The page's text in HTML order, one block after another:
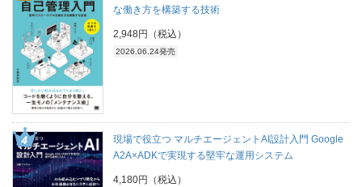
な働き方を構築する技術
2,948円（税込）
2026.06.24発売
現場で役立つ マルチエージェントAI設計入門 Google
A2A×ADKで実現する堅牢な運用システム
4,180円（税込）